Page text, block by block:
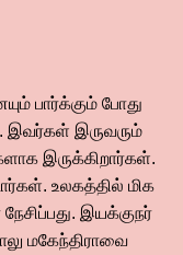
பார்க்கும் போது
இவர்கள் இருவரும்
இருக்கிறார்கள்.
உலகத்தில் மிக
இயக்குநர்
மகேந்திராவை